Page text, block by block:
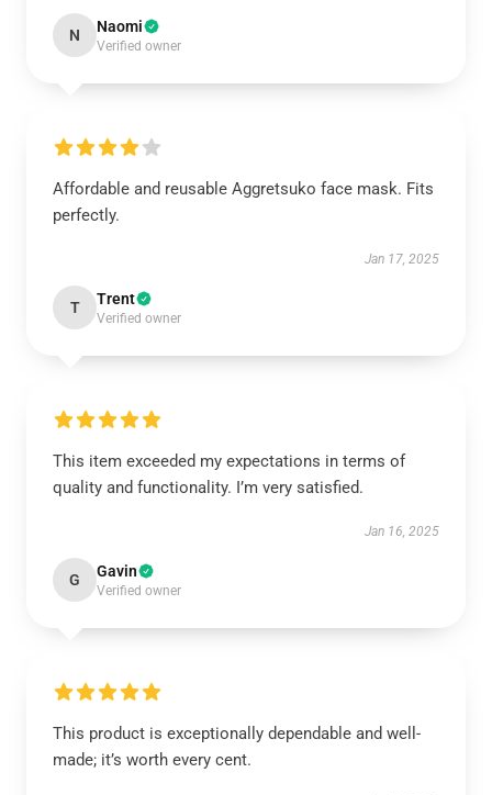
N Naomi
Verified owner
Affordable and reusable Aggretsuko face mask. Fits
perfectly.
Jan 17, 2025
T Trent
Verified owner
This item exceeded my expectations in terms of
quality and functionality. I’m very satisfied.
Jan 16, 2025
G Gavin
Verified owner
This product is exceptionally dependable and well-
made; it’s worth every cent.